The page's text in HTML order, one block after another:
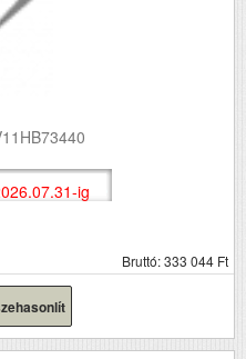
ig
Bruttó: 333 044 Ft